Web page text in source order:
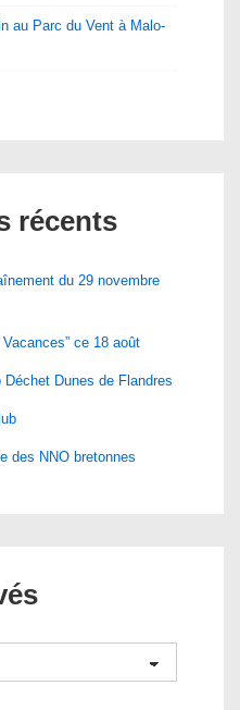
au Parc du Vent à Malo-
récents
du 29 novembre
ce 18 août
Déchet Dunes de Flandres
des NNO bretonnes